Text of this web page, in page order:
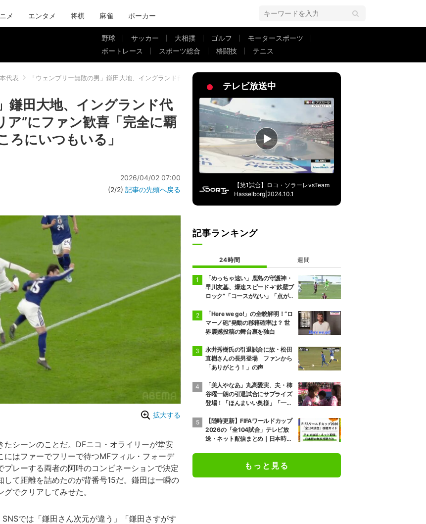
メ エンタメ 将棋 麻雀 ポーカー
野球 サッカー 大相撲 ゴルフ
モータースポーツ
ボートレース
スポーツ総合 格闘技 テニス
代表 「ウェンブリー無敗の男」鎌田大地、イングランド代表MFを封じた“異次元クリア”にファン歓喜「完全に覇者やん」「いて欲しいとこ
鎌田大地、イングランド代
ア”にファン歓喜「完全に覇
ろにいつもいる」
2026/04/02 07:00
(2/2) 記事の先頭へ戻る
拡大する
シーンのことだ。DFニコ・オライリーが堂安
にはファーでフリーで待つMFフィル・フォーデ
プレーする両者の阿吽のコンビネーションで決定
て距離を詰めたのが背番号15だ。鎌田は一瞬の
でクリアしてみせた。
SNSでは「鎌田さん次元が違う」「鎌田さすがす
テレビ放送中
【第1試合】ロコ・ソラーレvsTeam
Hasselborg|2024.10.1
記事ランキング
24時間 週間
「めっちゃ速い」鹿島の守護神・
早川友基、爆速スピード→“鉄壁ブ
ロック”「コースがない」「点が
飛び出しでビッグセーブ
「Here we go!」の全貌解明！“ロ
マーノ砲”発動の移籍確率は？ 世
界震撼投稿の舞台裏を独白
永井秀樹氏の引退試合に故・松田
直樹さんの長男登場 ファンから
「ありがとう！」の声
「美人やなあ」丸高愛実、夫・柿
谷曜一朗の引退試合にサプライズ
登場！「ほんまいい奥様」「一緒
光【随時更新】FIFAワールドカップ
2026の「全104試合」テレビ放
送・ネット配信まとめ｜日本時間
もっと見る